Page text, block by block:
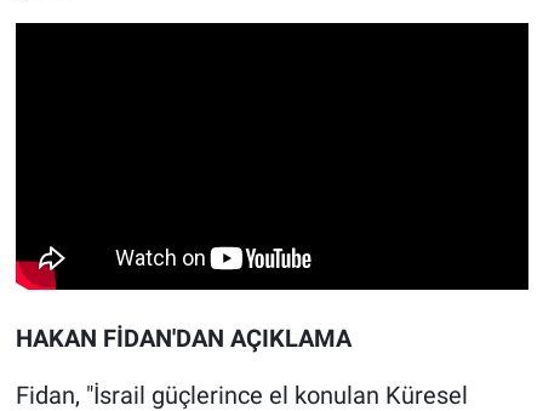
HAKAN FİDAN'DAN AÇIKLAMA
Fidan, "İsrail güçlerince el konulan Küresel